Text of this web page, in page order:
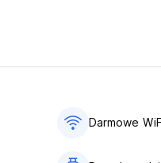
Darmowe